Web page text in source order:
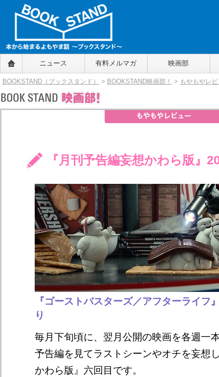
BOOKSTAND（ブックスタンド）
～本から始まるよもやま話～
BOOKSTAND（ブ
ニュース 有料メルマガ 映画部
BOOKSTAND（ブックスタンド） > BOOKSTAND映画部！ > もやもやレ
『月刊予告編妄想かわら版』
『ゴーストバスターズ／アフターライフ
り
毎月下旬頃に、翌月公開の映画を各週一
予告編を見てラストシーンやオチを妄想
かわら版』六回目です。